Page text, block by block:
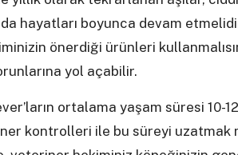
hayatları boyunca devam
önerdiği ürünleri
yol açabilir.
ortalama yaşam süresi 10-
kontrolleri ile bu süreyi uzatmak